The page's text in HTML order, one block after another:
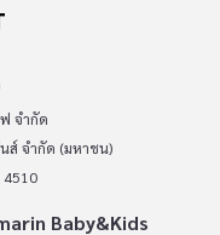
จำกัด
ส์ จำกัด (มหาชน)
4510
Baby&Kids